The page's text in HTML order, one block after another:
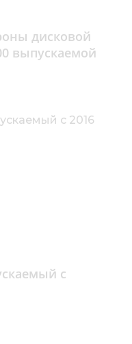
дисковой
выпускаемой
с